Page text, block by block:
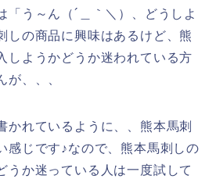
「う～ん（´＿｀＼）、どうしよ
しの商品に興味はあるけど、熊
しようかどうか迷われている方
が、、、
かれているように、、熊本馬刺
感じです♪なので、熊本馬刺しの
うか迷っている人は一度試して